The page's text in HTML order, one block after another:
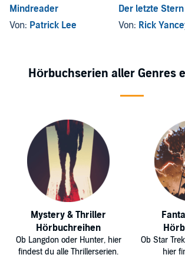
Mindreader
Von: Patrick Lee
Der letzte Stern
Von: Rick
Hörbuchserien aller Genres
Mystery & Thriller
Hörbuchreihen
Ob Langdon oder Hunter, hier
findest du alle Thrillerserien.
Ob Star
hier